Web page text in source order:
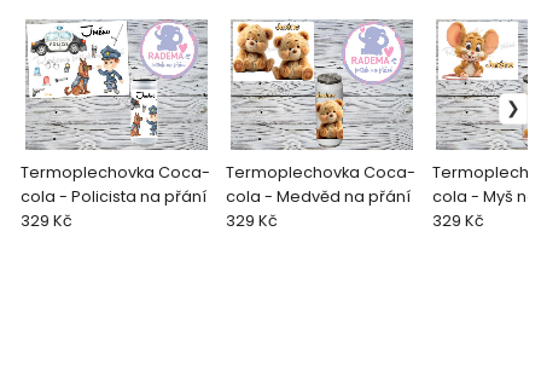
Termoplechovka Coca-
cola - Policista na přání
329 Kč
Termoplechovka Coca-
cola - Medvěd na přání
329 Kč
cola - Myš
329 Kč